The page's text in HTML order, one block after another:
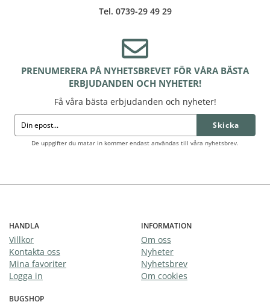
Tel. 0739-29 49 29
PRENUMERERA PÅ NYHETSBREVET FÖR VÅRA BÄSTA
ERBJUDANDEN OCH NYHETER!
Få våra bästa erbjudanden och nyheter!
Skicka
De uppgifter du matar in kommer endast användas till våra nyhetsbrev.
HANDLA
Villkor
Kontakta oss
Mina favoriter
Logga in
INFORMATION
Om oss
Nyheter
Nyhetsbrev
Om cookies
BUGSHOP